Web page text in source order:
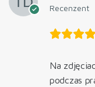
Recenzent
Na
podczas